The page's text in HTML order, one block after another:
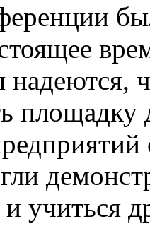
площадку
учиться